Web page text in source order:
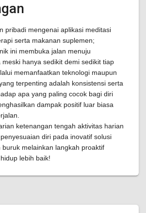
pribadi mengenai aplikasi meditasi
serta makanan suplemen;
ini membuka jalan menuju
meski hanya sedikit demi sedikit tiap
memanfaatkan teknologi maupun
terpenting adalah konsistensi serta
apa yang paling cocok bagi diri
dampak positif luar biasa
ketenangan tengah aktivitas harian
diri pada inovatif solusi
buruk melainkan langkah proaktif
lebih baik!